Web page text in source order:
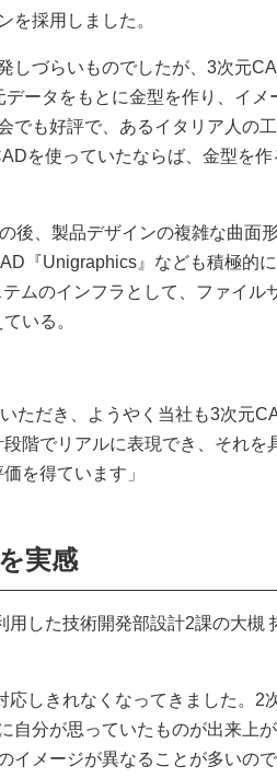
を採用しました。
しづらいものでしたが、3次元
ータをもとに金型を作り、イメ
でも好評で、あるイタリア人の
を使っていたならば、金型を作
後、製品デザインの複雑な曲面
『Unigraphics』なども積極的
ムのインフラとして、ファイル
いる。
ただき、ようやく当社も3次元
階でリアルに表現でき、それを
を得ています」
実感
した技術開発部設計2課の大槻
応しきれなくなってきました。2
自分が思っていたものが出来上
イメージが異なることが多いの